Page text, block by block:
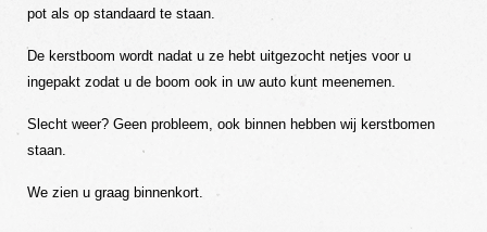
pot als op standaard te staan.
De kerstboom wordt nadat u ze hebt uitgezocht netjes voor u
ingepakt zodat u de boom ook in uw auto kunt meenemen.
Slecht weer? Geen probleem, ook binnen hebben wij kerstbomen
staan.
We zien u graag binnenkort.